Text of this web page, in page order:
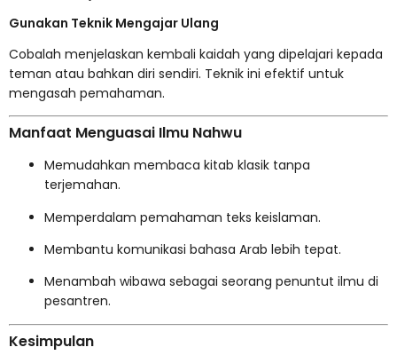
Gunakan Teknik Mengajar Ulang
Cobalah menjelaskan kembali kaidah yang dipelajari kepada
teman atau bahkan diri sendiri. Teknik ini efektif untuk
mengasah pemahaman.
Manfaat Menguasai Ilmu Nahwu
Memudahkan membaca kitab klasik tanpa
terjemahan.
Memperdalam pemahaman teks keislaman.
Membantu komunikasi bahasa Arab lebih tepat.
Menambah wibawa sebagai seorang penuntut ilmu di
pesantren.
Kesimpulan